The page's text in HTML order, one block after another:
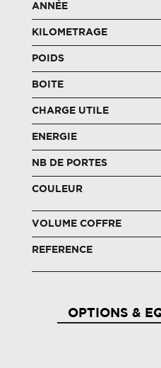
ANNÉE
KILOMETRAGE
POIDS
BOITE
CHARGE UTILE
ENERGIE
NB DE PORTES
COULEUR
VOLUME COFFRE
REFERENCE
OPTIONS &